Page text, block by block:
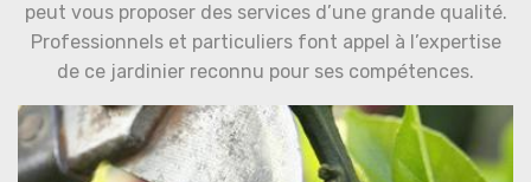
peut vous proposer des services d’une grande qualité.
Professionnels et particuliers font appel à l’expertise
de ce jardinier reconnu pour ses compétences.